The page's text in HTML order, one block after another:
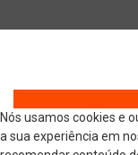
Nós usamos cookies e
a sua experiência em